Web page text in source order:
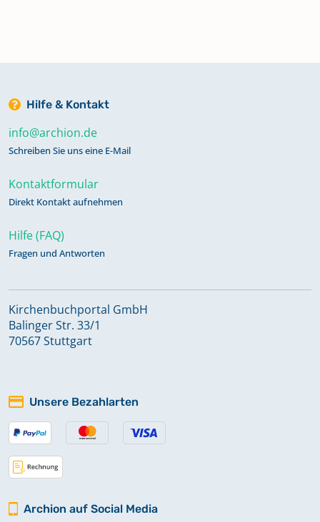
Hilfe & Kontakt
info@archion.de
Schreiben Sie uns eine E-Mail
Kontaktformular
Direkt Kontakt aufnehmen
Hilfe (FAQ)
Fragen und Antworten
Kirchenbuchportal GmbH
Balinger Str. 33/1
70567 Stuttgart
Unsere Bezahlarten
Archion auf Social Media